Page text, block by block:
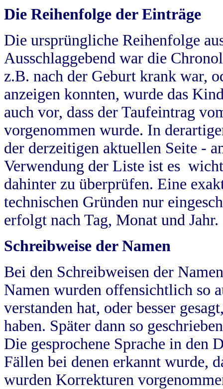
Die Reihenfolge der Einträge
Die ursprüngliche Reihenfolge
Ausschlaggebend war die
z.B. nach der Geburt krank war,
anzeigen konnten, wurde das
auch vor, dass der Taufeintrag
vorgenommen wurde. In
der derzeitigen aktuellen Seite -
Verwendung der Liste ist es
dahinter zu überprüfen. Eine
technischen Gründen nur
erfolgt nach Tag, Monat und Jahr.
Schreibweise der Namen
Bei den Schreibweisen der
Namen wurden offensichtlich so
verstanden hat, oder besser
haben. Später dann so
Die gesprochene Sprache in
Fällen bei denen erkannt wurde,
wurden Korrekturen